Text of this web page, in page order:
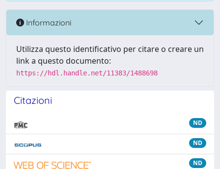
Informazioni
Utilizza questo identificativo per citare o creare un
link a questo documento:
https://hdl.handle.net/11383/1488698
Citazioni
ND
ND
ND